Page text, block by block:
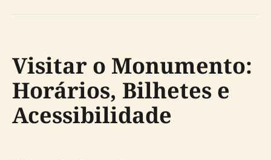
Visitar o Monumento:
Horários, Bilhetes e
Acessibilidade